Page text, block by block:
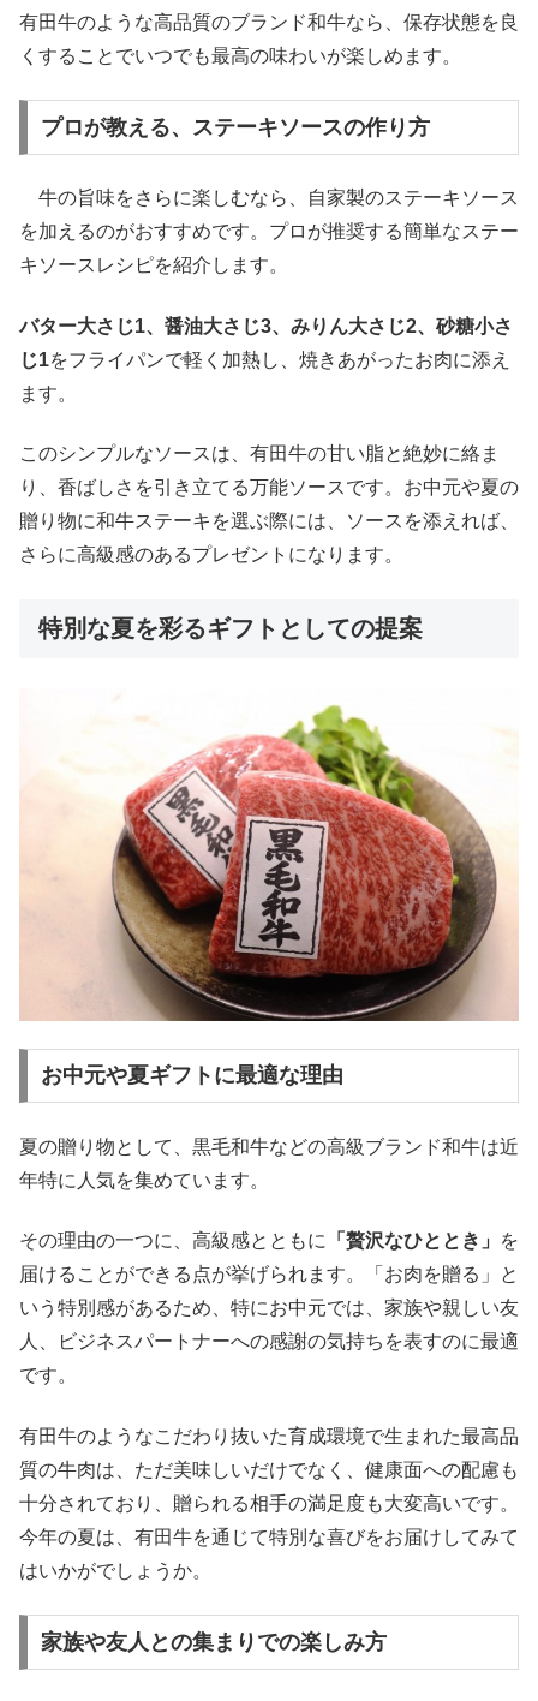
有田牛のような高品質のブランド和牛なら、保存状態を良
くすることでいつでも最高の味わいが楽しめます。
プロが教える、ステーキソースの作り方
牛の旨味をさらに楽しむなら、自家製のステーキソース
を加えるのがおすすめです。プロが推奨する簡単なステー
キソースレシピを紹介します。
バター大さじ1、醤油大さじ3、みりん大さじ2、砂糖小さ
じ1をフライパンで軽く加熱し、焼きあがったお肉に添え
ます。
このシンプルなソースは、有田牛の甘い脂と絶妙に絡ま
り、香ばしさを引き立てる万能ソースです。お中元や夏の
贈り物に和牛ステーキを選ぶ際には、ソースを添えれば、
さらに高級感のあるプレゼントになります。
特別な夏を彩るギフトとしての提案
お中元や夏ギフトに最適な理由
夏の贈り物として、黒毛和牛などの高級ブランド和牛は近
年特に人気を集めています。
その理由の一つに、高級感とともに 「贅沢なひととき」
を
届けることができる点が挙げられます。「お肉を贈る」と
いう特別感があるため、特にお中元では、家族や親しい友
人、ビジネスパートナーへの感謝の気持ちを表すのに最適
です。
有田牛のようなこだわり抜いた育成環境で生まれた最高品
質の牛肉は、ただ美味しいだけでなく、健康面への配慮も
十分されており、贈られる相手の満足度も大変高いです。
今年の夏は、有田牛を通じて特別な喜びをお届けしてみて
はいかがでしょうか。
家族や友人との集まりでの楽しみ方